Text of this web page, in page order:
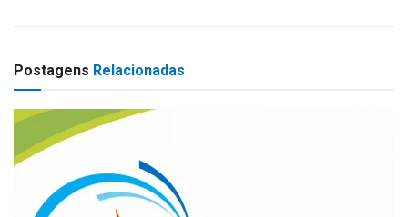
Postagens Relacionadas